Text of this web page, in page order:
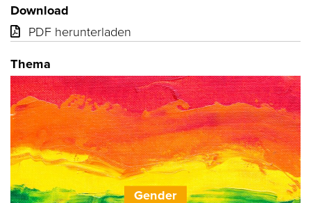
Download
PDF herunterladen
Thema
Gender